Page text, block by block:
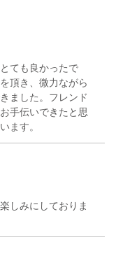
ても良かったで
頂き、微力ながら
ました。フレンド
手伝いできたと思
しみにしておりま